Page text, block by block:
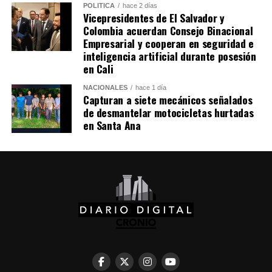
El flujo del este y la presencia de vaguadas son los
factores que favorecerán tanto el calor diurno como el
desarrollo de las lluvias vespertinas y nocturnas. Se
invita a la población a estar atenta a los reportes
actualizados del Observatorio de Amenazas del MARN.
Comparte esto:
Facebook X
POLÍTICA hace 2 días
Vicepresidentes de El Salvador y
Colombia acuerdan Consejo Binacional
Empresarial y cooperan en seguridad e
inteligencia artificial durante posesión
en Cali
NACIONALES hace 1 día
Capturan a siete mecánicos señalados
de desmantelar motocicletas hurtadas
en Santa Ana